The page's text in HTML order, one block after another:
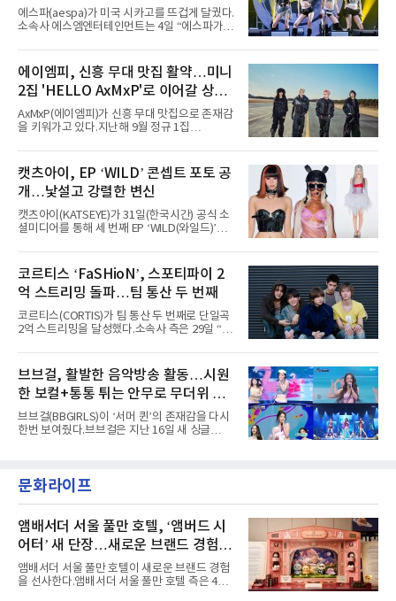
증명한 존재감
에스파(aespa)가 미국 시카고를 뜨겁게 달궜다.
소속사 에스엠엔터테인먼트는 4일 “에스파가
서 열린 ‘롤라팔루자 시카고’(Lollapalooza
Chicago)의 알리안츠 스테이지에 올랐다”며
“총 14곡으로 구성된 세트리스트를 선사, 데뷔 7
년 차다운 노련한 무대 매너와 파워풀한 에너지
로 현장의 분위기를 압도했다”고 밝혔다.1991
년 시작된 ‘롤라팔루자’는 8개 스테이지, 170여
팀의 아티스트와 40만 명 이상의 관객이 운집하
코르티스 등 K팝 스타들이 출연진 명단에 이름
을 올렸다.이날 에스파는
에이엠피, 신흥 무대 맛집 활약…미니
2집 'HELLO AxMxP'로 이어갈 상승
세
AxMxP(에이엠피)가 신흥 무대 맛집으로 존재감
을 키워가고 있다.지난해 9월 정규 1집
AxMxP는 데뷔 전부터 버스킹과 각종 페스티벌,
공연 무대에 오르며 실전 경험을 쌓아왔다.이들
은 소속사 패밀리 콘서트를 비롯해 '뷰티풀 민트
라이프 2025', '2025 부산국제록페스티벌' 등 대
형 무대에 잇달아 출연해 당찬 에너지와 풋풋한
매력으로 음악팬들의 눈도장을 찍었다.이후
AxMxP는 '카운트다운 판타지 2025-2026',
정적인 실력을 입증했고, 올해 '2026 어썸뮤직
페스티벌', '뷰티풀 민트 라이프 2026', '2026
캣츠아이, EP ‘WILD’ 콘셉트 포토 공
개…낯설고 강렬한 변신
캣츠아이(KATSEYE)가 31일(한국시간) 공식 소
셜미디어를 통해 세 번째 EP ‘WILD(와일드)’의
heart(와일드 하트)’라는 제목이 붙은 콘셉트 포
토에는 멤버들의 본능적이고 야성적인 면모가
강렬하게 담겼다. 짙은 아이섀도와 푸른빛·금빛·
붉은빛의 컬러 렌즈가 비현실적인 분위기를 자
아내고, 여러 원색이 불규칙하게 뒤섞인 멀티컬
러 헤어와 과감한 블루·블랙 립 메이크업이 낯설
고도 매혹적인 비주얼을 완성했다.스타일링 역
엣을 거침없이 결합했다. 멤버들은 각기 다른 개
성을 살린 스타일링을 선
코르티스 ‘FaSHioN’, 스포티파이 2
억 스트리밍 돌파…팀 통산 두 번째
코르티스(CORTIS)가 팀 통산 두 번째로 단일곡
2억 스트리밍을 달성했다.소속사 측은 29일 “코
벌 오디오·음원 스트리밍 플랫폼 스포티파이에
서 27일 자로 누적 재생 수 2억 회를 돌파했
다”고 밝혔다.곡이 발표된 지 약 10개월 만이다.
팀의 첫 번째 2억 스트리밍 곡은 동일 음반에 수
록된 ‘GO!’다. 이 노래는 공개 약 9개월 만인 지
난달 26일 자에 2억 고지를 밟았다. 이는 최근 5
년 내 데뷔한 보이그룹의 곡 중 최단기 2억 달성
했다. “내 티, 5 bucks 바지는, 만원” 등 멤버들
의 라이프 스타일
브브걸, 활발한 음악방송 활동…시원
한 보컬+통통 튀는 안무로 무더위 사
냥
브브걸(BBGIRLS)이 ‘서머 퀸’의 존재감을 다시
한번 보여줬다.브브걸은 지난 16일 새 싱글
MBC '쇼! 음악중심', SBS '인기가요' 등 주요 음
악방송 무대에 올라 화려한 퍼포먼스를 펼쳤다.
력을 앞세워 매 무대 색다른 볼거리를 선사했다.
특히 화사한 파스텔 톤의 비치웨어부터 청량한
마린룩, 햇살 아래 반짝이는 물결을 연상시키는
스커트, 강렬한 붉은 계열의 스타일링까지 각기
다른 매력을 선보였다. 브브걸은 다채로운 여름
패션을 완벽하게 소화하며 보
문화라이프
앰배서더 서울 풀만 호텔, ‘앰버드 시
어터’ 새 단장…새로운 브랜드 경험 선
사
앰배서더 서울 풀만 호텔이 새로운 브랜드 경험
을 선사한다.앰배서더 서울 풀만 호텔 측은 4일